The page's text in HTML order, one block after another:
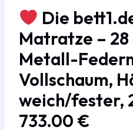
Die
Matratze – 28
Metall-
Vollschaum,
weich/fester,
733.00 €